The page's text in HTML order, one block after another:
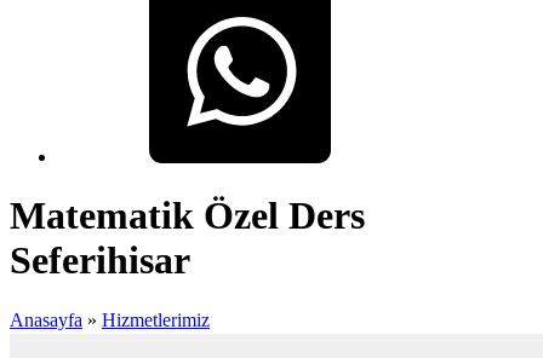
Matematik Özel Ders
Seferihisar
Anasayfa » Hizmetlerimiz